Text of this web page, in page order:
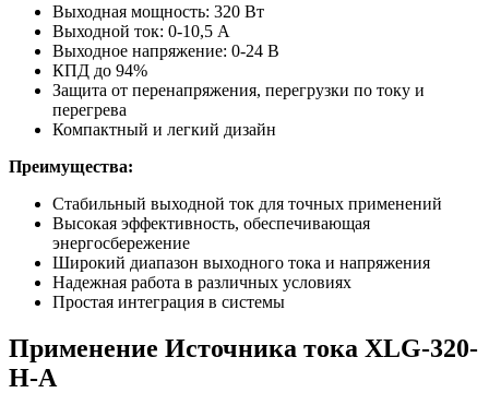
Выходная мощность: 320 Вт
Выходной ток: 0-10,5 А
Выходное напряжение: 0-24 В
КПД до 94%
Защита от перенапряжения, перегрузки по току и
перегрева
Компактный и легкий дизайн
Преимущества:
Стабильный выходной ток для точных применений
Высокая эффективность, обеспечивающая
энергосбережение
Широкий диапазон выходного тока и напряжения
Надежная работа в различных условиях
Простая интеграция в системы
Применение Источника тока XLG-320-
H-A